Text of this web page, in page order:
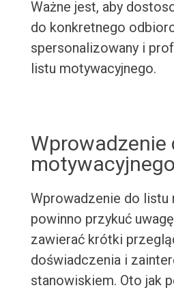
Ważne jest, aby
do konkretnego
spersonalizowany i
listu motywacyjnego.
Wprowadzenie
motywacyjnego
Wprowadzenie do listu
powinno przykuć
zawierać krótki
doświadczenia i
stanowiskiem. Oto jak